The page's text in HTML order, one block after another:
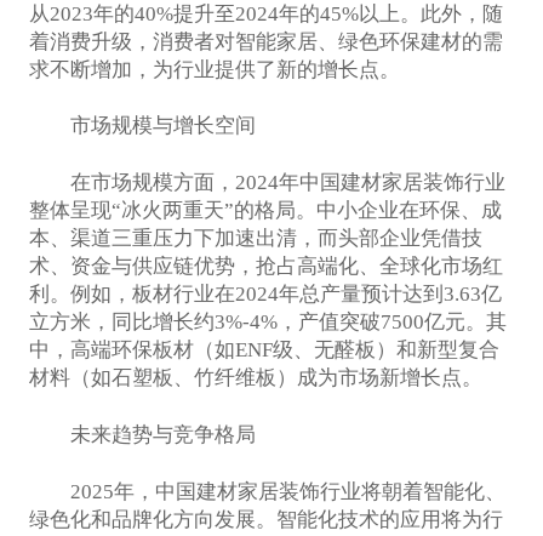
从2023年的40%提升至2024年的45%以上。此外，随
着消费升级，消费者对智能家居、绿色环保建材的需
求不断增加，为行业提供了新的增长点。
市场规模与增长空间
在市场规模方面，2024年中国建材家居装饰行业
整体呈现“冰火两重天”的格局。中小企业在环保、成
本、渠道三重压力下加速出清，而头部企业凭借技
术、资金与供应链优势，抢占高端化、全球化市场红
利。例如，板材行业在2024年总产量预计达到3.63亿
立方米，同比增长约3%-4%，产值突破7500亿元。其
中，高端环保板材（如ENF级、无醛板）和新型复合
材料（如石塑板、竹纤维板）成为市场新增长点。
未来趋势与竞争格局
2025年，中国建材家居装饰行业将朝着智能化、
绿色化和品牌化方向发展。智能化技术的应用将为行